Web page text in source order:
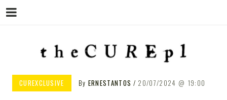
THE CURE PL – POLSKA
STRONA FANÓW ZESPOŁU THE
CUREXCLUSIVE By ERNESTANTOS 20/07/2024 19:00
Menu